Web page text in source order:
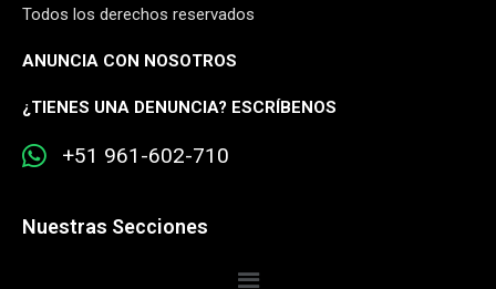
Todos los derechos reservados
ANUNCIA CON NOSOTROS
¿TIENES UNA DENUNCIA? ESCRÍBENOS
+51 961-602-710
Nuestras Secciones